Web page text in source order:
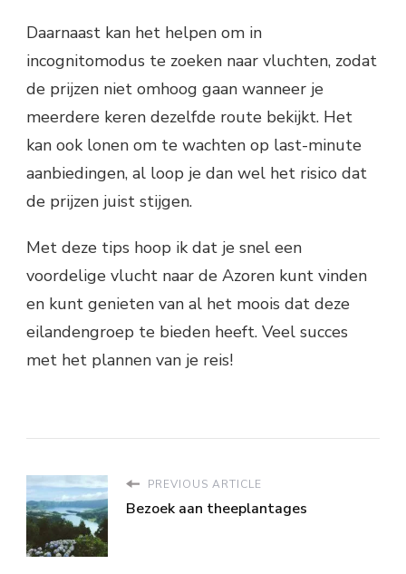
Daarnaast kan het helpen om in
incognitomodus te zoeken naar vluchten, zodat
de prijzen niet omhoog gaan wanneer je
meerdere keren dezelfde route bekijkt. Het
kan ook lonen om te wachten op last-minute
aanbiedingen, al loop je dan wel het risico dat
de prijzen juist stijgen.
Met deze tips hoop ik dat je snel een
voordelige vlucht naar de Azoren kunt vinden
en kunt genieten van al het moois dat deze
eilandengroep te bieden heeft. Veel succes
met het plannen van je reis!
PREVIOUS ARTICLE
Bezoek aan theeplantages